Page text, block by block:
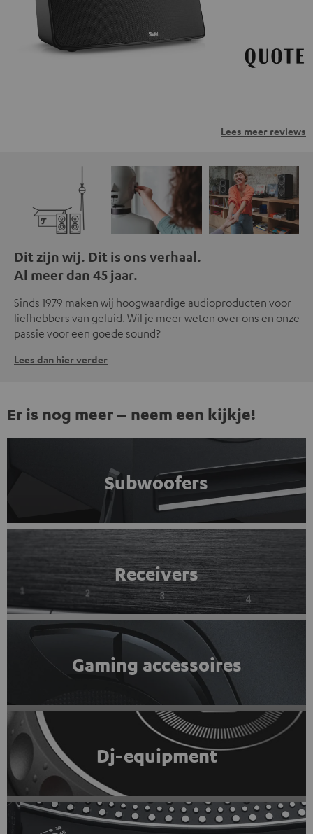
privacybeleid.
Lees meer reviews
Dit zijn wij. Dit is ons verhaal.
Al meer dan 45 jaar.
Sinds 1979 maken wij hoogwaardige audioproducten voor
liefhebbers van geluid. Wil je meer weten over ons en onze
passie voor een goede sound?
Lees dan hier verder
Er is nog meer – neem een kijkje!
Subwoofers
Receivers
Gaming accessoires
Dj-equipment